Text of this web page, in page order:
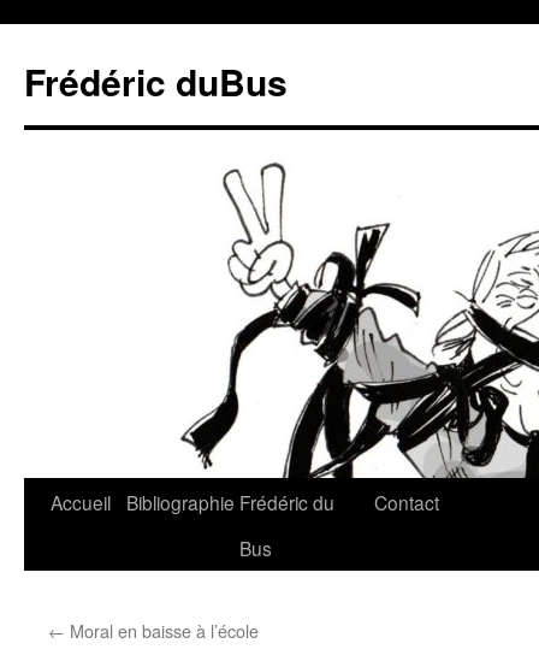
Frédéric duBus
Accueil Bibliographie Frédéric du
Bus
Contact
← Moral en baisse à l’école